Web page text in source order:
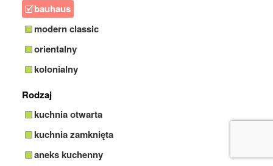
bauhaus
modern classic
orientalny
kolonialny
Rodzaj
kuchnia otwarta
kuchnia zamknięta
aneks kuchenny